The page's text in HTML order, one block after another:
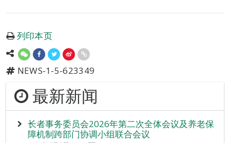
列印本页
NEWS-1-5-623349
最新新闻
长者事务委员会2026年第二次全体会议及养老保
障机制跨部门协调小组联合会议